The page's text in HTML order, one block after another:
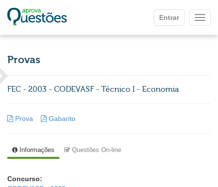
Entrar
Provas
FEC - 2003 - CODEVASF - Técnico I - Economia
Prova Gabarito
Informações Questões On-line
Concurso: